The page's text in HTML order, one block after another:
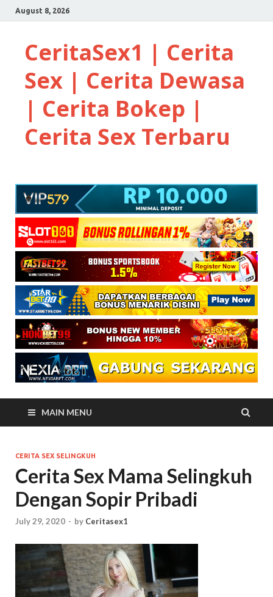
August 8, 2026
CeritaSex1 | Cerita
Sex | Cerita Dewasa
| Cerita Bokep |
Cerita Sex Terbaru
MAIN MENU
CERITA SEX SELINGKUH
Cerita Sex Mama Selingkuh
Dengan Sopir Pribadi
July 29, 2020 - by Ceritasex1